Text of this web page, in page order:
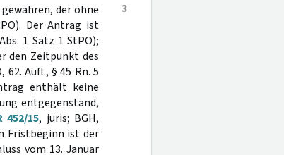
3
der ohne
Der Antrag ist
1 Satz 1 StPO);
den Zeitpunkt des
Aufl., § 45 Rn. 5
enthält keine
entgegenstand,
452/15, juris; BGH,
Fristbeginn ist der
vom 13. Januar